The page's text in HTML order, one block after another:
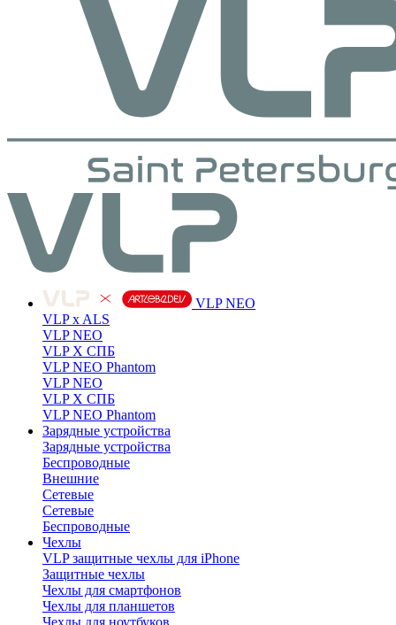
VLP NEO
VLP x ALS
VLP NEO
VLP X СПБ
VLP NEO Phantom
VLP NEO
VLP X СПБ
VLP NEO Phantom
Зарядные устройства
Зарядные устройства
Беспроводные
Внешние
Сетевые
Сетевые
Беспроводные
Чехлы
VLP защитные чехлы для iPhone
Защитные чехлы
Чехлы для смартфонов
Чехлы для планшетов